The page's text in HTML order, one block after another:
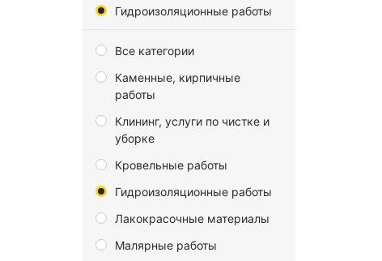
Донецкая Народная
Еврейская автономная
Забайкальский край
Запорожская область
Ивановская область
Иркутская область
Калининградская область
Гидроизоляционные работы
Все категории
Каменные, кирпичные
работы
Клининг, услуги по чистке и
уборке
Кровельные работы
Гидроизоляционные работы
Лакокрасочные материалы
Малярные работы